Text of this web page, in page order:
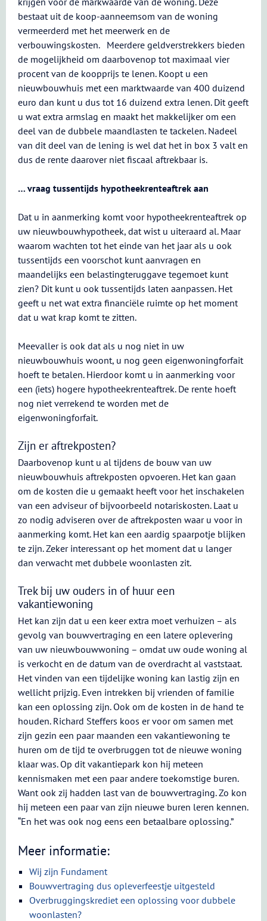
bestaat uit de koop-aanneemsom van de woning
vermeerderd met het meerwerk en de
verbouwingskosten. Meerdere geldverstrekkers bieden
de mogelijkheid om daarbovenop tot maximaal vier
procent van de koopprijs te lenen. Koopt u een
nieuwbouwhuis met een marktwaarde van 400 duizend
euro dan kunt u dus tot 16 duizend extra lenen. Dit geeft
u wat extra armslag en maakt het makkelijker om een
deel van de dubbele maandlasten te tackelen. Nadeel
van dit deel van de lening is wel dat het in box 3 valt en
dus de rente daarover niet fiscaal aftrekbaar is.
… vraag tussentijds hypotheekrenteaftrek aan
Dat u in aanmerking komt voor hypotheekrenteaftrek op
uw nieuwbouwhypotheek, dat wist u uiteraard al. Maar
waarom wachten tot het einde van het jaar als u ook
tussentijds een voorschot kunt aanvragen en
maandelijks een belastingteruggave tegemoet kunt
zien? Dit kunt u ook tussentijds laten aanpassen. Het
geeft u net wat extra financiële ruimte op het moment
dat u wat krap komt te zitten.
Meevaller is ook dat als u nog niet in uw
nieuwbouwhuis woont, u nog geen eigenwoningforfait
hoeft te betalen. Hierdoor komt u in aanmerking voor
een (iets) hogere hypotheekrenteaftrek. De rente hoeft
nog niet verrekend te worden met de
eigenwoningforfait.
Zijn er aftrekposten?
Daarbovenop kunt u al tijdens de bouw van uw
nieuwbouwhuis aftrekposten opvoeren. Het kan gaan
om de kosten die u gemaakt heeft voor het inschakelen
van een adviseur of bijvoorbeeld notariskosten. Laat u
zo nodig adviseren over de aftrekposten waar u voor in
aanmerking komt. Het kan een aardig spaarpotje blijken
te zijn. Zeker interessant op het moment dat u langer
dan verwacht met dubbele woonlasten zit.
Trek bij uw ouders in of huur een
vakantiewoning
Het kan zijn dat u een keer extra moet verhuizen – als
gevolg van bouwvertraging en een latere oplevering
van uw nieuwbouwwoning – omdat uw oude woning al
is verkocht en de datum van de overdracht al vaststaat.
Het vinden van een tijdelijke woning kan lastig zijn en
wellicht prijzig. Even intrekken bij vrienden of familie
kan een oplossing zijn. Ook om de kosten in de hand te
houden. Richard Steffers koos er voor om samen met
zijn gezin een paar maanden een vakantiewoning te
huren om de tijd te overbruggen tot de nieuwe woning
klaar was. Op dit vakantiepark kon hij meteen
kennismaken met een paar andere toekomstige buren.
Want ook zij hadden last van de bouwvertraging. Zo kon
hij meteen een paar van zijn nieuwe buren leren kennen.
“En het was ook nog eens een betaalbare oplossing.”
Meer informatie:
Wij zijn Fundament
Bouwvertraging dus opleverfeestje uitgesteld
Overbruggingskrediet een oplossing voor dubbele
woonlasten?